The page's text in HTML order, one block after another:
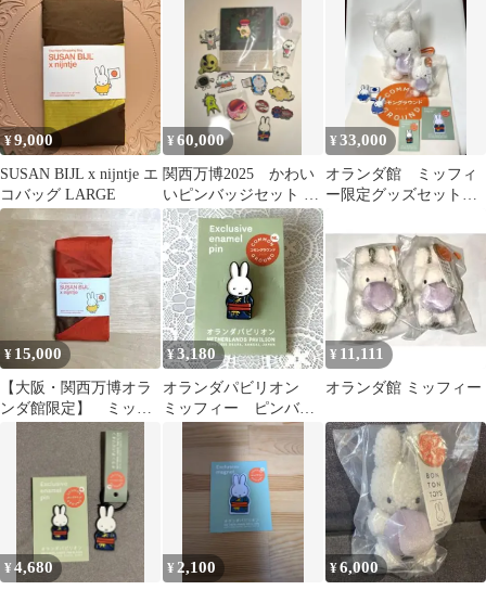
耳 被り物
自転車キーホルダー
DELFT
¥9,000
SUSAN BIJL x nijntje エ
コバッグ LARGE
¥60,000
関西万博2025 かわい
いピンバッジセット 15
個
¥33,000
オランダ館 ミッフィ
ー限定グッズセット
ト ピンバッジ
¥ 15,000
【大阪・関西万博オラ
ンダ館限定】 ミッフ
ィー エコバッグ Sサ
¥3,180
オランダパビリオン
ミッフィー ピンバッ
ジ 万博
¥ 11,111
オランダ館 ミッフィー
¥4,680 ¥ 2,100 ¥6,000